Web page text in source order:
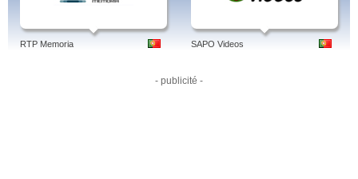
RTP Memoria SAPO Videos
- publicité -